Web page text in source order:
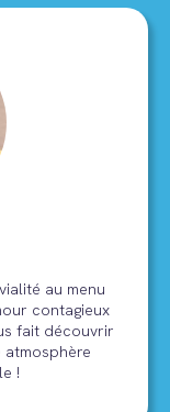
au menu
contagieux
fait découvrir
atmosphère
!